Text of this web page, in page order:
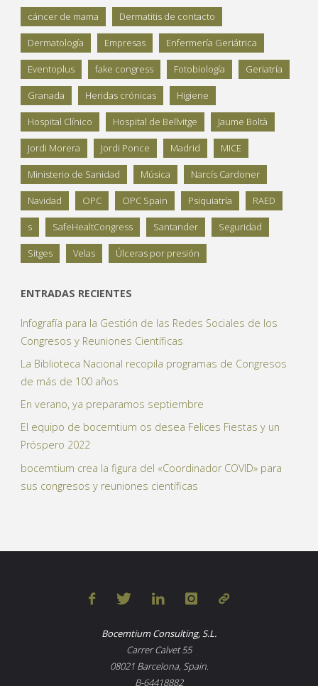
cáncer de mama Dermatitis de contacto
Dermatología Empresas Enfermería Geriátrica
Eventoplus fake congress Fotobiología Geriatría
Granada Heridas crónicas Higiene
Hospital Clínico Hospital de Bellvitge Jaume Boltà
Jordi Morera Jordi Ponce Madrid MICE
Ministerio de Sanidad Música Narcís Cardoner
Navidad OPC OPC Spain Psiquiatría RAED
s SafeHealtCongress Santander Seguridad
Sitges Velas Úlceras por presión
ENTRADAS RECIENTES
Infografía para la Gestión de las Redes Sociales de los
Congresos y Reuniones Científicas
La Biblioteca Nacional recopila programas de Congresos
de más de 100 años
En verano, ya preparamos septiembre
El equipo de bocemtium os desea Felices Fiestas y un
Próspero 2022
bocemtium crea la figura del «Coordinador COVID» para
sus congresos y reuniones científicas
Bocemtium Consulting, S.L.
Carrer Calvet 55
08021 Barcelona, Spain.
B-64418882